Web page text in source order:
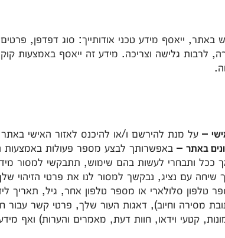
– על מנת להירשם ו/או להיכנס לאזור האישי
באתר – באפשרותך לבצע מספר פעולות באמצעות
ככל ותבחרי לעשות בהם שימוש, תתבקשי למסור
שיחה עם נציג, נבקשך למסור לנו את פרטי הזיהוי
טלפון סלולארי או מספר טלפון אחר, גיל, תאריך
מסירה וחיוב), דאגות העור שלך, פרטי קשר עבור
קטעי וידאו, חוות דעת, מאמרים והערות) ואף